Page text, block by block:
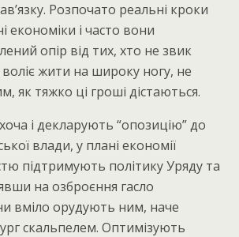
Розпочато реальні кроки
економіки і часто вони
опір від тих, хто не звик
жити на широку ногу, не
як тяжко ці гроші дістаються.
і декларують “опозицію” до
влади, у плані економії
підтримують політику Уряду та
на озброєння гасло
вміло орудують ним, наче
скальпелем. Оптимізують